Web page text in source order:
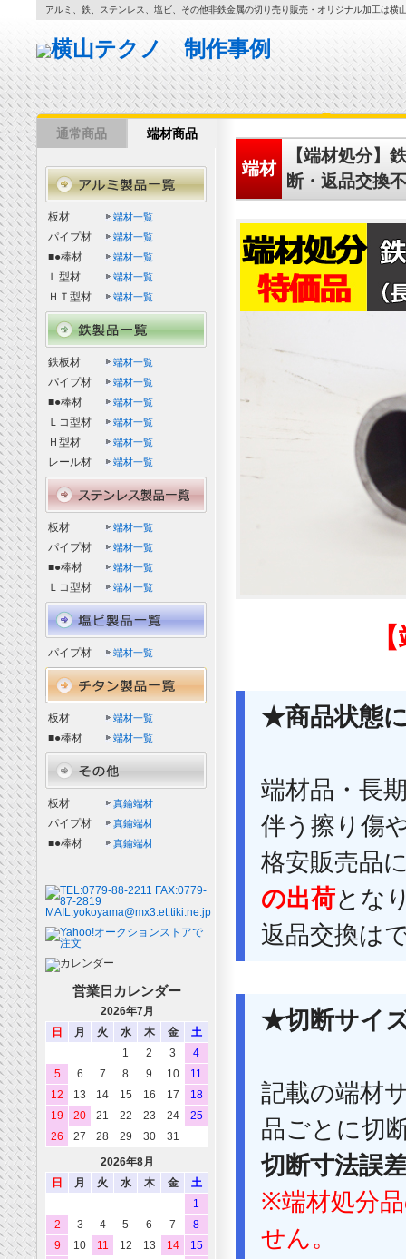
アルミ、鉄、ステンレス、塩ビ、その他非鉄金属の切り売り販売・オリジナル加工は横
端材
【端材処分】
断・返品交換
★商品状態
端材品・長
伴う擦り傷
格安販売品
の出荷とな
返品交換は
★切断サイ
記載の端材
品ごとに切
切断寸法誤
※端材処分
せん。
通常商品 端材商品
板材 端材一覧
パイプ材 端材一覧
■●棒材 端材一覧
Ｌ型材 端材一覧
ＨＴ型材 端材一覧
鉄板材 端材一覧
パイプ材 端材一覧
■●棒材 端材一覧
Ｌコ型材 端材一覧
Ｈ型材 端材一覧
レール材 端材一覧
板材 端材一覧
パイプ材 端材一覧
■●棒材 端材一覧
Ｌコ型材 端材一覧
パイプ材 端材一覧
板材 端材一覧
■●棒材 端材一覧
板材 真鍮端材
パイプ材 真鍮端材
■●棒材 真鍮端材
営業日カレンダー
2026年7月
日
月 火 水 木 金
土
1
2 3
4
5
6 7 8 9 10
11
12
13 14 15 16 17
18
19
20 21 22 23 24
25
26
27 28 29 30
31
2026年8月
日
月 火 水 木 金
土
1
2
3 4 5 6 7
8
9
10 11 12 13 14
15